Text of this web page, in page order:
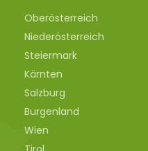
Oberösterreich
Niederösterreich
Steiermark
Kärnten
Salzburg
Burgenland
Wien